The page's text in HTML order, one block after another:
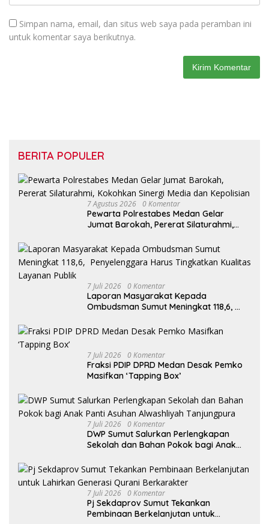
Simpan nama, email, dan situs web saya pada peramban ini
untuk komentar saya berikutnya.
BERITA POPULER
7 Agustus 2026 0 Komentar
Pewarta Polrestabes Medan Gelar
Jumat Barokah, Pererat Silaturahmi,
7 Juli 2026 0 Komentar
Laporan Masyarakat Kepada
Ombudsman Sumut Meningkat 118,6,
Kualitas Layanan Publik
7 Juli 2026 0 Komentar
Fraksi PDIP DPRD Medan Desak Pemko
Masifkan ‘Tapping Box’
7 Juli 2026 0 Komentar
DWP Sumut Salurkan Perlengkapan
Sekolah dan Bahan Pokok bagi Anak
7 Juli 2026 0 Komentar
Pj Sekdaprov Sumut Tekankan
Pembinaan Berkelanjutan untuk